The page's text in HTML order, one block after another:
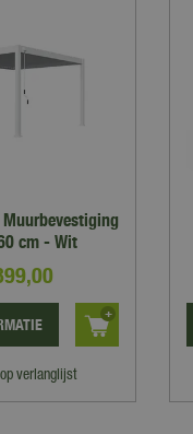
cm - Wit
,00
verlanglijst